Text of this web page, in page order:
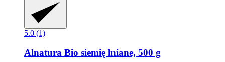
5.0 (1)
Alnatura Bio siemię lniane, 500 g